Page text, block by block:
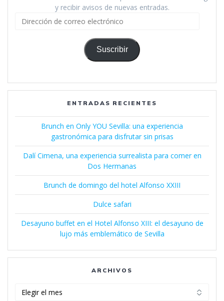
y recibir avisos de nuevas entradas.
Dirección
de
correo
electrónico
Suscribir
ENTRADAS RECIENTES
Brunch en Only YOU Sevilla: una experiencia
gastronómica para disfrutar sin prisas
Dalí Cimena, una experiencia surrealista para comer en
Dos Hermanas
Brunch de domingo del hotel Alfonso XXIII
Dulce safari
Desayuno buffet en el Hotel Alfonso XIII: el desayuno de
lujo más emblemático de Sevilla
ARCHIVOS